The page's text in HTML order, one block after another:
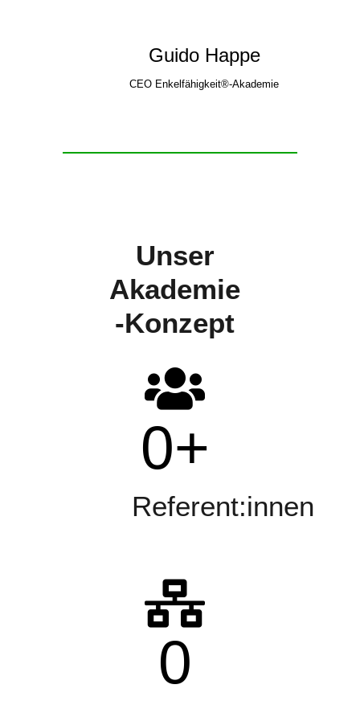
Guido Happe
CEO Enkelfähigkeit®-Akademie
Unser
Akademie
-Konzept
0+
Referent:innen
0